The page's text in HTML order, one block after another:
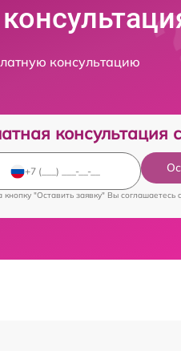
консультацию
консультация
"Оставить заявку" Вы соглашаетесь c